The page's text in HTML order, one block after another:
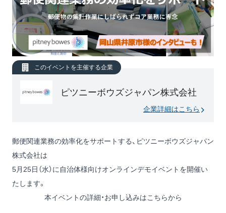
このイベントを主催する企業
ピツニーボウズジャパン株式会社
企業詳細はこちら
郵便関連業務の効率化をサポートする、ピツニーボウズジャパン
株式会社は
5月25日（水）に自治体様向けオンラインデモイベントを開催い
たします。
本イベントの詳細・お申し込みはこちらから